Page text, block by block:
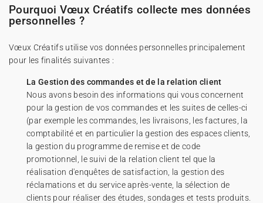
Menus
Présentoirs comptoir
Stickers
Pourquoi Vœux Créatifs collecte mes données
personnelles ?
Vœux Créatifs utilise vos données personnelles principalement
pour les finalités suivantes :
La Gestion des commandes et de la relation client
Nous avons besoin des informations qui vous concernent
pour la gestion de vos commandes et les suites de celles-ci
(par exemple les commandes, les livraisons, les factures, la
comptabilité et en particulier la gestion des espaces clients,
la gestion du programme de remise et de code
promotionnel, le suivi de la relation client tel que la
réalisation d'enquêtes de satisfaction, la gestion des
réclamations et du service après-vente, la sélection de
clients pour réaliser des études, sondages et tests produits.